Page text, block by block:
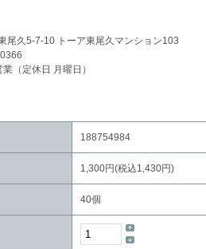
尾久5-7-10 トーア東尾久マンション103
（定休日 月曜日）
188754984
1,300円(税込1,430円)
40個